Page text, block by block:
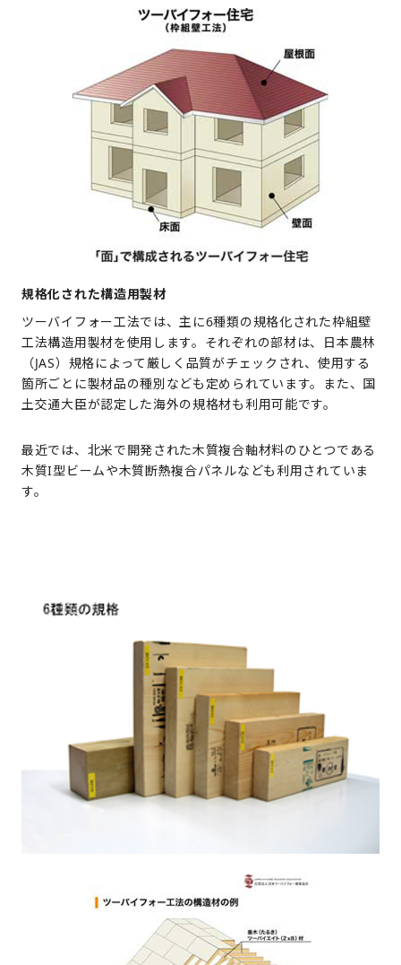
規格化された構造用製材
ツーバイフォー工法では、主に6種類の規格化された枠組壁
工法構造用製材を使用します。それぞれの部材は、日本農林
（JAS）規格によって厳しく品質がチェックされ、使用する
箇所ごとに製材品の種別なども定められています。また、国
土交通大臣が認定した海外の規格材も利用可能です。
最近では、北米で開発された木質複合軸材料のひとつである
木質I型ビームや木質断熱複合パネルなども利用されていま
す。